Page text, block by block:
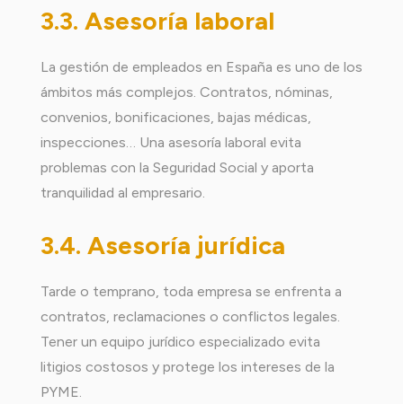
3.3. Asesoría laboral
La gestión de empleados en España es uno de los
ámbitos más complejos. Contratos, nóminas,
convenios, bonificaciones, bajas médicas,
inspecciones… Una asesoría laboral evita
problemas con la Seguridad Social y aporta
tranquilidad al empresario.
3.4. Asesoría jurídica
Tarde o temprano, toda empresa se enfrenta a
contratos, reclamaciones o conflictos legales.
Tener un equipo jurídico especializado evita
litigios costosos y protege los intereses de la
PYME.